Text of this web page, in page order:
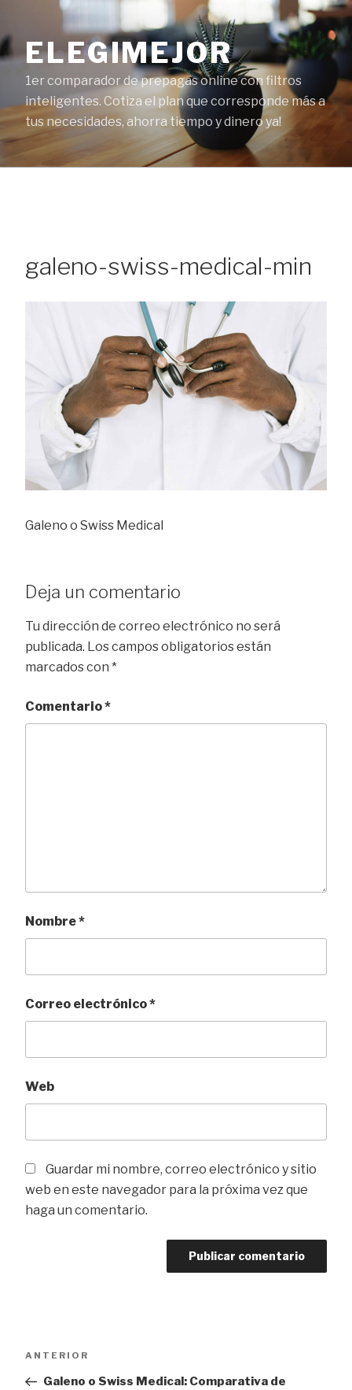
contenido
ELEGIMEJOR
1er comparador de prepagas online con filtros
inteligentes. Cotiza el plan que corresponde más a
tus necesidades, ahorra tiempo y dinero ya!
galeno-swiss-medical-min
Galeno o Swiss Medical
Deja un comentario
Tu dirección de correo electrónico no será
publicada. Los campos obligatorios están
marcados con *
Comentario*
Nombre*
Correo electrónico*
Web
Guardar mi nombre, correo electrónico y sitio
web en este navegador para la próxima vez que
haga un comentario.
Navegación
de
Entrada
anterior
ANTERIOR
Galeno o Swiss Medical: Comparativa de